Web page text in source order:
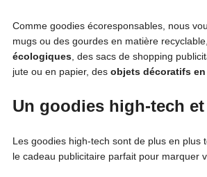
Comme goodies écoresponsables, nous
mugs ou des gourdes en matière
écologiques, des sacs de shopping
jute ou en papier, des objets décoratifs
Un goodies high-tech
Les goodies high-tech sont de plus en plus
le cadeau publicitaire parfait pour marquer